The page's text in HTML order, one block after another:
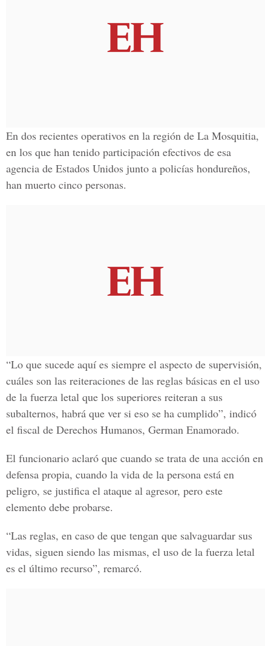
En dos recientes operativos en la región de La Mosquitia,
en los que han tenido participación efectivos de esa
agencia de Estados Unidos junto a policías hondureños,
han muerto cinco personas.
“Lo que sucede aquí es siempre el aspecto de supervisión,
cuáles son las reiteraciones de las reglas básicas en el uso
de la fuerza letal que los superiores reiteran a sus
subalternos, habrá que ver si eso se ha cumplido”, indicó
el fiscal de Derechos Humanos, German Enamorado.
El funcionario aclaró que cuando se trata de una acción en
defensa propia, cuando la vida de la persona está en
peligro, se justifica el ataque al agresor, pero este
elemento debe probarse.
“Las reglas, en caso de que tengan que salvaguardar sus
vidas, siguen siendo las mismas, el uso de la fuerza letal
es el último recurso”, remarcó.